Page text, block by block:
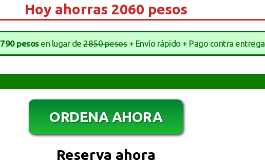
Hoy ahorras 2060 pesos
790 pesosen lugar de2850 pesos+ Envío rápido + Pago contra entrega
ORDENA AHORA
Reserva ahora